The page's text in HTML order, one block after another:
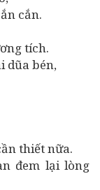
cắn.
tích.
dũa bén,
thiết nữa.
đem lại lòng